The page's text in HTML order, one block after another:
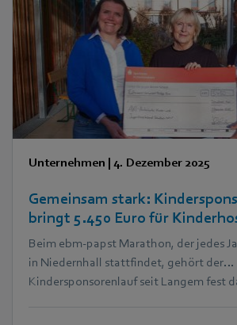
Unternehmen | 4. Dezember 2025
Gemeinsam stark:
bringt 5.450 Euro für
Beim ebm‑papst Marathon, der jedes
in Niedernhall stattfindet, gehört der
Kindersponsorenlauf seit Langem fest